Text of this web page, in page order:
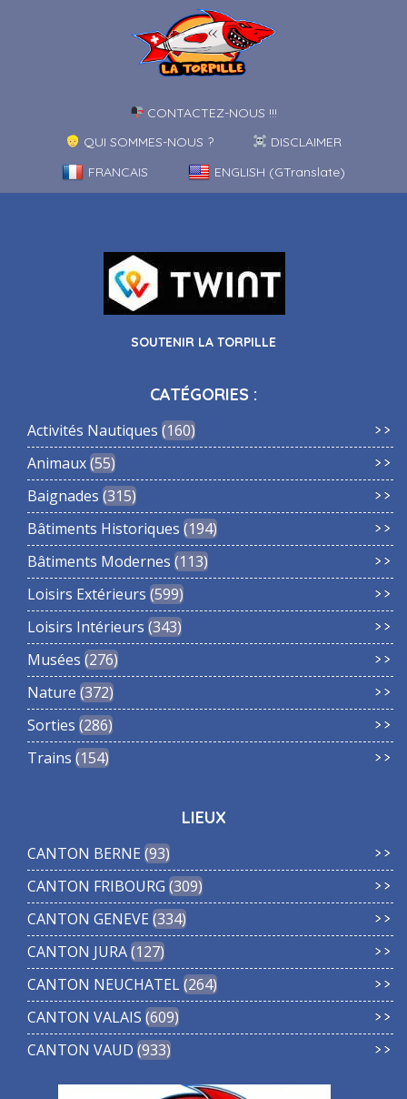
CONTACTEZ-NOUS !!!
QUI SOMMES-NOUS ?
DISCLAIMER
FRANCAIS
ENGLISH (GTranslate)
SOUTENIR LA TORPILLE
CATÉGORIES :
Activités Nautiques 160
Animaux 55
Baignades 315
Bâtiments Historiques 194
Bâtiments Modernes 113
Loisirs Extérieurs 599
Loisirs Intérieurs 343
Musées 276
Nature 372
Sorties 286
Trains 154
LIEUX
CANTON BERNE 93
CANTON FRIBOURG 309
CANTON GENEVE 334
CANTON JURA 127
CANTON NEUCHATEL 264
CANTON VALAIS 609
CANTON VAUD 933